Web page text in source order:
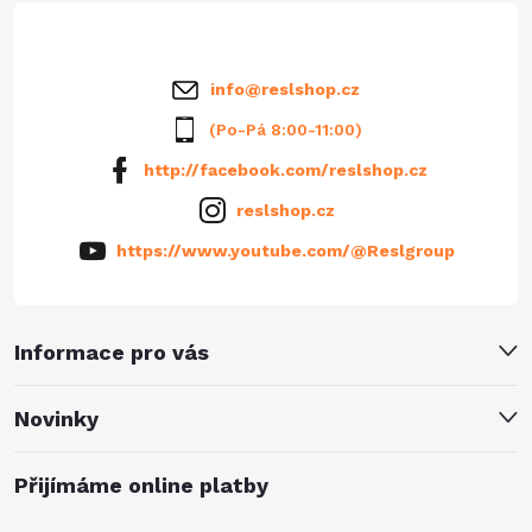
Informace pro vás
Novinky
info@reslshop.cz
(Po-Pá 8:00-11:00)
http://facebook.com/reslshop.cz
reslshop.cz
https://www.youtube.com/@Reslgroup
Přijímáme online platby